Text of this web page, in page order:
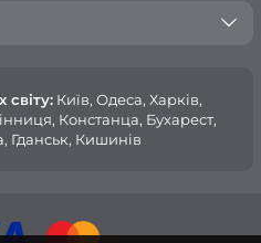
світу:Київ, Одеса, Харків,
Констанца, Бухарест,
Гданськ, Кишинів